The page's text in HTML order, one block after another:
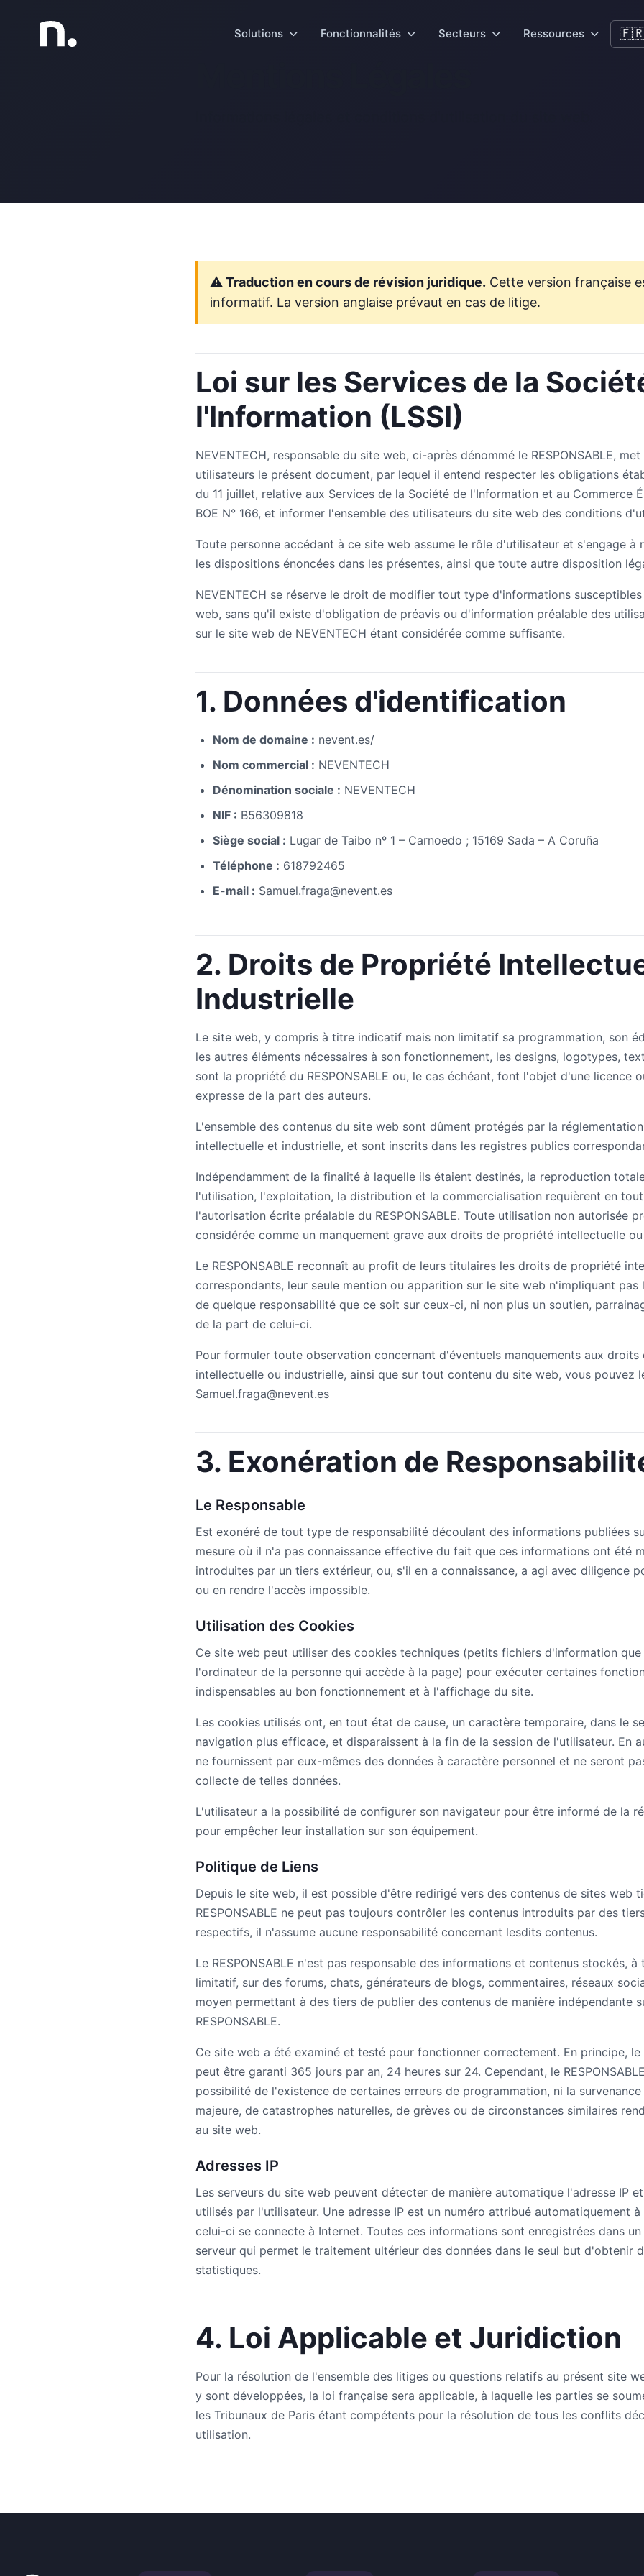
Solutions Fonctionnalités Secteurs Ressources
⚠️ Traduction en cours de révision juridique. Cette version française
informatif. La version anglaise prévaut en cas de litige.
Loi sur les Services de la
l'Information (LSSI)
NEVENTECH, responsable du site web, ci-après dénommé le RESPONSABLE,
utilisateurs le présent document, par lequel il entend respecter les obligations
du 11 juillet, relative aux Services de la Société de l'Information et au Commerce
BOE N° 166, et informer l'ensemble des utilisateurs du site web des conditions
Toute personne accédant à ce site web assume le rôle d'utilisateur et s'engage à
les dispositions énoncées dans les présentes, ainsi que toute autre disposition
NEVENTECH se réserve le droit de modifier tout type d'informations
web, sans qu'il existe d'obligation de préavis ou d'information préalable des
sur le site web de NEVENTECH étant considérée comme suffisante.
1. Données d'identification
Nom de domaine : nevent.es/
Nom commercial : NEVENTECH
Dénomination sociale : NEVENTECH
NIF : B56309818
Siège social : Lugar de Taibo nº 1 – Carnoedo ; 15169 Sada – A Coruña
Téléphone : 618792465
E-mail : Samuel.fraga@nevent.es
2. Droits de Propriété
Industrielle
Le site web, y compris à titre indicatif mais non limitatif sa programmation, son
les autres éléments nécessaires à son fonctionnement, les designs, logotypes,
sont la propriété du RESPONSABLE ou, le cas échéant, font l'objet d'une licence
expresse de la part des auteurs.
L'ensemble des contenus du site web sont dûment protégés par la
intellectuelle et industrielle, et sont inscrits dans les registres publics
Indépendamment de la finalité à laquelle ils étaient destinés, la reproduction
l'utilisation, l'exploitation, la distribution et la commercialisation requièrent en
l'autorisation écrite préalable du RESPONSABLE. Toute utilisation non autorisée
considérée comme un manquement grave aux droits de propriété intellectuelle
Le RESPONSABLE reconnaît au profit de leurs titulaires les droits de propriété
correspondants, leur seule mention ou apparition sur le site web n'impliquant
de quelque responsabilité que ce soit sur ceux-ci, ni non plus un soutien,
de la part de celui-ci.
Pour formuler toute observation concernant d'éventuels manquements aux
intellectuelle ou industrielle, ainsi que sur tout contenu du site web, vous pouvez
Samuel.fraga@nevent.es
3. Exonération de
Le Responsable
Est exonéré de tout type de responsabilité découlant des informations publiées
mesure où il n'a pas connaissance effective du fait que ces informations ont été
introduites par un tiers extérieur, ou, s'il en a connaissance, a agi avec diligence
ou en rendre l'accès impossible.
Utilisation des Cookies
Ce site web peut utiliser des cookies techniques (petits fichiers d'information que
l'ordinateur de la personne qui accède à la page) pour exécuter certaines
indispensables au bon fonctionnement et à l'affichage du site.
Les cookies utilisés ont, en tout état de cause, un caractère temporaire, dans le
navigation plus efficace, et disparaissent à la fin de la session de l'utilisateur. En
ne fournissent par eux-mêmes des données à caractère personnel et ne seront
collecte de telles données.
L'utilisateur a la possibilité de configurer son navigateur pour être informé de la
pour empêcher leur installation sur son équipement.
Politique de Liens
Depuis le site web, il est possible d'être redirigé vers des contenus de sites web
RESPONSABLE ne peut pas toujours contrôler les contenus introduits par des
respectifs, il n'assume aucune responsabilité concernant lesdits contenus.
Le RESPONSABLE n'est pas responsable des informations et contenus stockés,
limitatif, sur des forums, chats, générateurs de blogs, commentaires, réseaux
moyen permettant à des tiers de publier des contenus de manière indépendante
RESPONSABLE.
Ce site web a été examiné et testé pour fonctionner correctement. En principe,
peut être garanti 365 jours par an, 24 heures sur 24. Cependant, le
possibilité de l'existence de certaines erreurs de programmation, ni la
majeure, de catastrophes naturelles, de grèves ou de circonstances similaires
au site web.
Adresses IP
Les serveurs du site web peuvent détecter de manière automatique l'adresse IP
utilisés par l'utilisateur. Une adresse IP est un numéro attribué automatiquement
celui-ci se connecte à Internet. Toutes ces informations sont enregistrées dans
serveur qui permet le traitement ultérieur des données dans le seul but d'obtenir
statistiques.
4. Loi Applicable et Juridiction
Pour la résolution de l'ensemble des litiges ou questions relatifs au présent site
y sont développées, la loi française sera applicable, à laquelle les parties se
les Tribunaux de Paris étant compétents pour la résolution de tous les conflits
utilisation.